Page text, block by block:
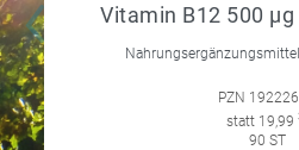
Vitamin B12 500
PZN
statt 19,99
90 ST